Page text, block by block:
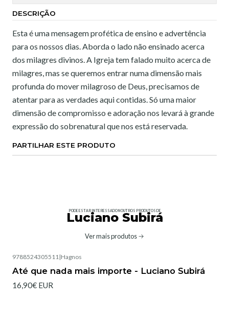
DESCRIÇÃO
Esta é uma mensagem profética de ensino e advertência
para os nossos dias. Aborda o lado não ensinado acerca
dos milagres divinos. A Igreja tem falado muito acerca de
milagres, mas se queremos entrar numa dimensão mais
profunda do mover milagroso de Deus, precisamos de
atentar para as verdades aqui contidas. Só uma maior
dimensão de compromisso e adoração nos levará à grande
expressão do sobrenatural que nos está reservada.
PARTILHAR ESTE PRODUTO
PODE ESTAR INTERESSADO NOUTROS PRODUTOS DE
Luciano Subirá
Ver mais produtos
9788524305511|Hagnos
Até que nada mais importe - Luciano Subirá
16,90€ EUR